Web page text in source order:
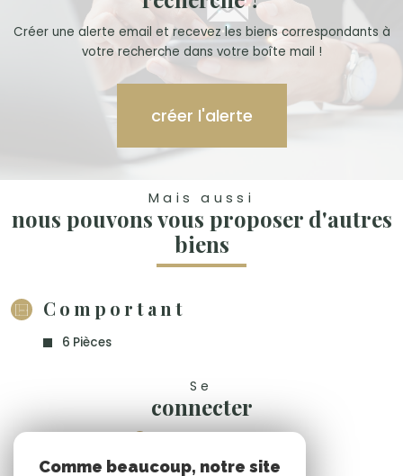
Créer une alerte email et recevez les biens correspondants à
votre recherche dans votre boîte mail !
créer l'alerte
Mais aussi
nous pouvons vous proposer d'autres
biens
Comportant
6 Pièces
Se
connecter
Comme beaucoup, notre site